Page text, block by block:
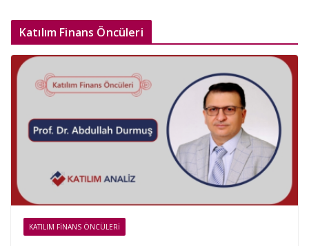
Katılım Finans Öncüleri
KATILIM FINANS ÖNCÜLERI